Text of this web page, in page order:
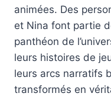
animées. Des
et Nina font partie
panthéon de
leurs histoires de
leurs arcs narratifs
transformés en